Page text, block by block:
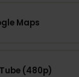
Maps
(480p)